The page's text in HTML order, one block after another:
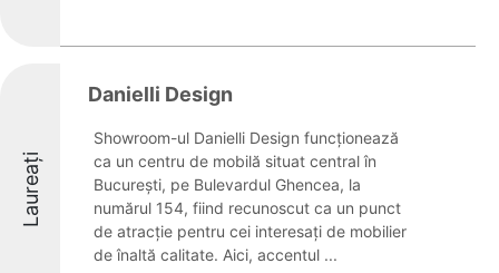
Laureați
Danielli Design
Showroom-ul Danielli Design funcționează
ca un centru de mobilă situat central în
București, pe Bulevardul Ghencea, la
numărul 154, fiind recunoscut ca un punct
de atracție pentru cei interesați de mobilier
de înaltă calitate. Aici, accentul ...